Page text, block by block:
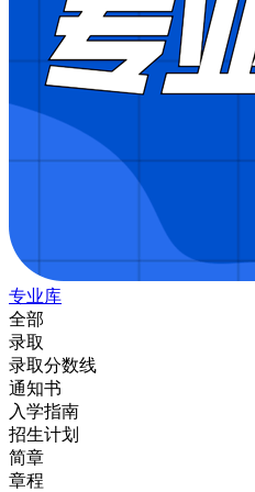
专业库
全部
录取
录取分数线
通知书
入学指南
招生计划
简章
章程